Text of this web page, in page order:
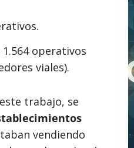
1.564 operativos
viales).
trabajo, se
vendiendo